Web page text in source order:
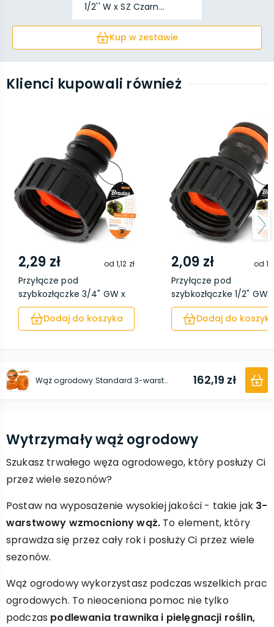
1/2'' W x SZ Czarn...
Kup w zestawie
Klienci kupowali również
2,29 zł od1,12 zł
Przyłącze pod
szybkozłączke 3/4" GW x
S...
Dodaj do koszyka
2,09 zł od
Przyłącze pod
szybkozłączke 1/2" GW
SZ...
Dodaj do
Wąż ogrodowy Standard 3-warstwowy Pomarańczowy 1/2" 50 m 162,19 zł
Wytrzymały wąż ogrodowy
Szukasz trwałego węża ogrodowego, który posłuży Ci
przez wiele sezonów?
Postaw na wyposażenie wysokiej jakości - takie jak 3-
warstwowy wzmocniony wąż. To element, który
sprawdza się przez cały rok i posłuży Ci przez wiele
sezonów.
Wąż ogrodowy wykorzystasz podczas wszelkich prac
ogrodowych. To nieoceniona pomoc nie tylko
podczas podlewania trawnika i pielęgnacji roślin,